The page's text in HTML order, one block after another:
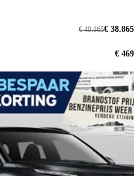
€ 38.865
€ 40.865
€ 469